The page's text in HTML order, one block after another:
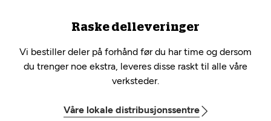
Raske delleveringer
Vi bestiller deler på forhånd før du har time og dersom
du trenger noe ekstra, leveres disse raskt til alle våre
verksteder.
Våre lokale distribusjonssentre